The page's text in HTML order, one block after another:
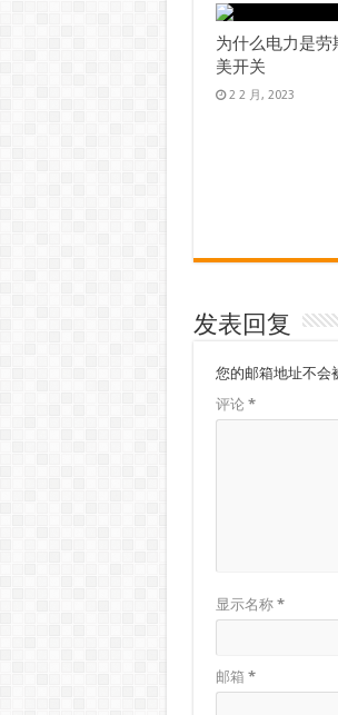
为什么电力是劳
美开关
2 2 月, 2023
发表回复
您的邮箱地址不会
评论 *
显示名称 *
邮箱 *